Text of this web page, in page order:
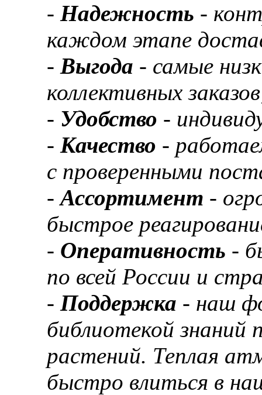
- Надежность -
каждом этапе
- Выгода - самые
коллективных
- Удобство -
- Качество -
с проверенными
-Ассортимент -
быстрое
- Оперативность -
по всей России и
- Поддержка - наш
библиотекой знаний
растений. Теплая
быстро влиться в